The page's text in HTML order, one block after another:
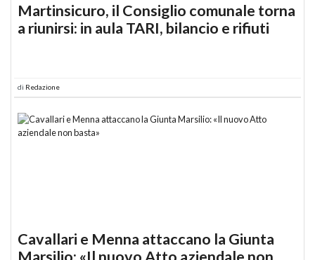
Martinsicuro, il Consiglio comunale torna
a riunirsi: in aula TARI, bilancio e rifiuti
di Redazione
Cavallari e Menna attaccano la Giunta
Marsilio: «Il nuovo Atto aziendale non